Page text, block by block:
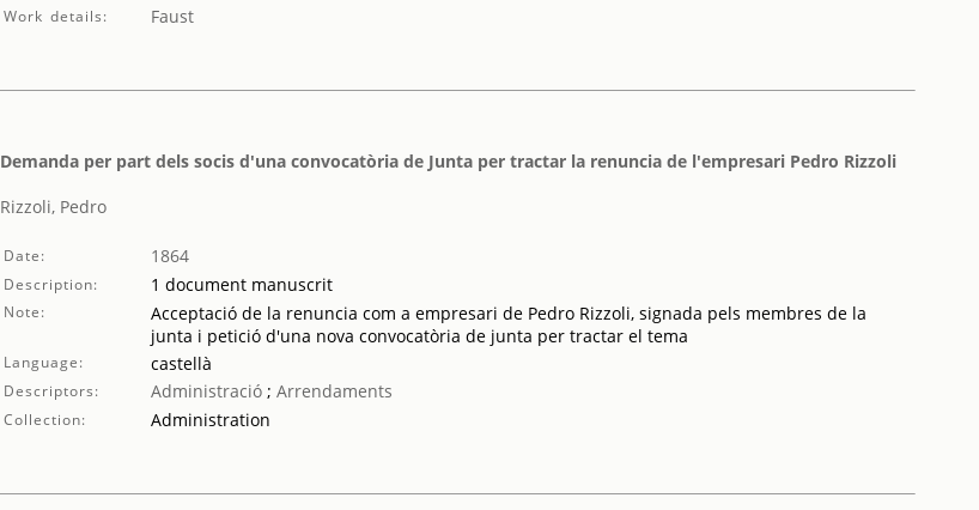
Work details: Faust
Demanda per part dels socis d'una convocatòria de Junta per tractar la renuncia de l'empresari Pedro Rizzoli
Rizzoli, Pedro
Date: 1864
Description: 1 document manuscrit
Note:
Acceptació de la renuncia com a empresari de Pedro Rizzoli, signada pels membres de la
junta i petició d'una nova convocatòria de junta per tractar el tema
Language: castellà
Descriptors: Administració; Arrendaments
Collection: Administration